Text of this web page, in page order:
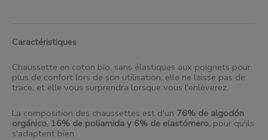
Caractéristiques
Chaussette en coton bio, sans élastiques aux poignets pour
plus de confort lors de son utilisation, elle ne laisse pas de
trace, et elle vous surprendra lorsque vous l'enlèverez.
La composition des chaussettes est d'un 76% de algodón
orgánico, 16% de poliamida y 6% de elastómero, pour qu'ils
s'adaptent bien.